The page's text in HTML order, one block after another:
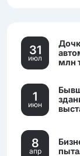
31
июл
млн
1
июн
8
апр